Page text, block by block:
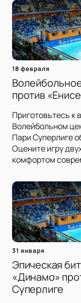
18 февраля
против
Приготовьтесь к
Волейбольном
Пари Суперлиге
Оцените игру
комфортом
31 января
Эпическая
«Динамо»
Суперлиге